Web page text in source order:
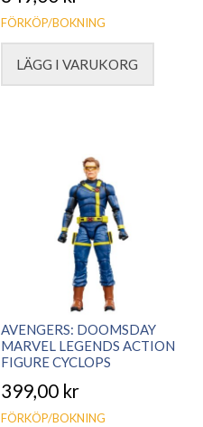
FÖRKÖP/BOKNING
LÄGG I VARUKORG
AVENGERS: DOOMSDAY
MARVEL LEGENDS ACTION
FIGURE CYCLOPS
399,00 kr
FÖRKÖP/BOKNING